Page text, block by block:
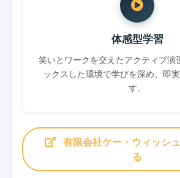
体感型学習
笑いとワークを交えたアクティブ演
ックスした環境で学びを深め、即
す。
有限会社ケー・ウィッシ
る